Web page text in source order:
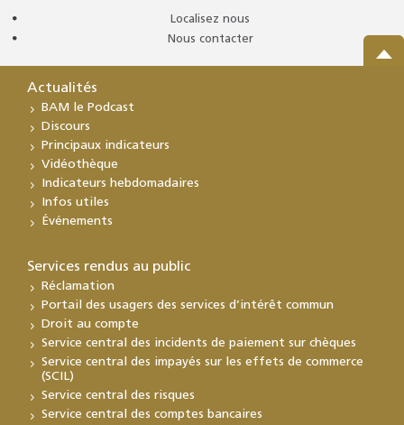
Localisez nous
Nous contacter
Actualités
BAM le Podcast
Discours
Principaux indicateurs
Vidéothèque
Indicateurs hebdomadaires
Infos utiles
Événements
Services rendus au public
Réclamation
Portail des usagers des services d’intérêt commun
Droit au compte
Service central des incidents de paiement sur chèques
Service central des impayés sur les effets de commerce
(SCIL)
Service central des risques
Service central des comptes bancaires